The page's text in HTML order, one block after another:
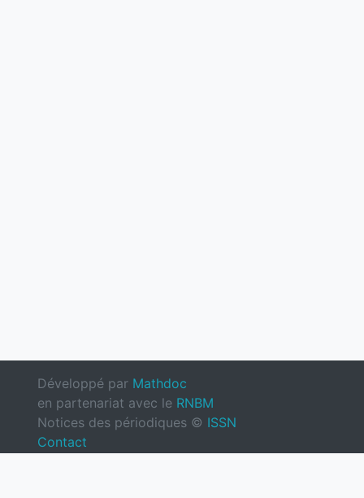
Développé par Mathdoc
en partenariat avec le RNBM
Notices des périodiques © ISSN
Contact